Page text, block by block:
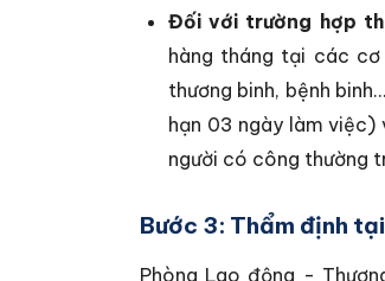
Đối với trường hợp
hàng tháng tại các
thương binh, bệnh
hạn 03 ngày làm việc)
người có công thường
Bước 3: Thẩm định
Phòng Lao động -